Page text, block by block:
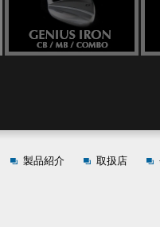
製品紹介 取扱店